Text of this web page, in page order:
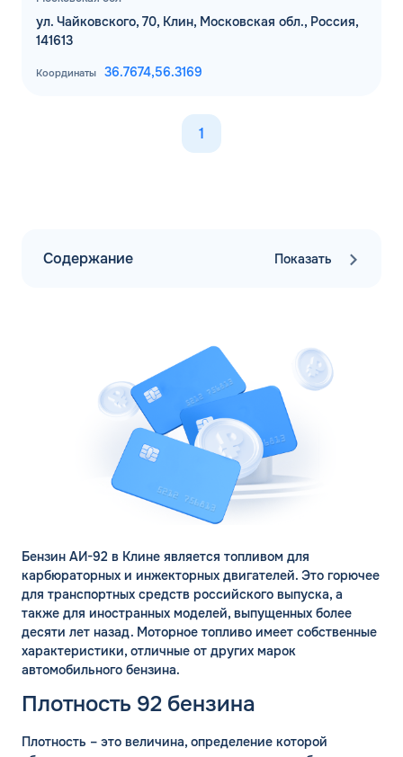
ул. Чайковского, 70, Клин, Московская обл., Россия,
141613
Координаты 36.7674,56.3169
1
Содержание Показать
Бензин АИ-92 в Клине является топливом для
карбюраторных и инжекторных двигателей. Это горючее
для транспортных средств российского выпуска, а
также для иностранных моделей, выпущенных более
десяти лет назад. Моторное топливо имеет собственные
характеристики, отличные от других марок
автомобильного бензина.
Плотность 92 бензина
Плотность – это величина, определение которой
Для юр. лиц и ИП
ДО
ЗАВТРА